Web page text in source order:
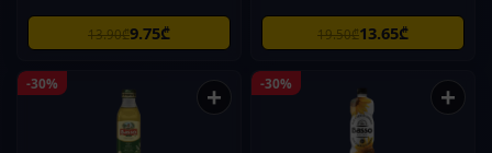
13.90₾9.75₾ 19.50₾13.65₾
-30% + -30% +